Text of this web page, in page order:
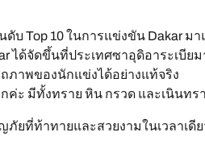
บ Top 10 ในการแข่งขัน Dakar ม
ได้จัดขึ้นที่ประเทศซาอุดิอาระเบี
ภาพของนักแข่งได้อย่างแท้จริง
ะ มีทั้งทราย หิน กรวด และเนินท
ยที่ท้าทายและสวยงามในเวลาเดีย